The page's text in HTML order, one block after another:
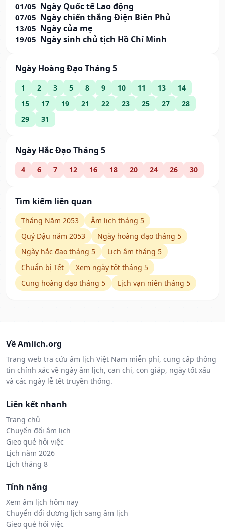
01/05 Ngày Quốc tế Lao động
07/05 Ngày chiến thắng Điện Biên Phủ
13/05 Ngày của mẹ
19/05 Ngày sinh chủ tịch Hồ Chí Minh
Ngày Hoàng Đạo Tháng 5
1 2 3 5 8 9 10 11 13
14
15
17 19 21 22 23 25 27
28
29
31
Ngày Hắc Đạo Tháng 5
4 6 7 12 16 18 20 24 26 30
Tìm kiếm liên quan
Tháng Năm 2053
Âm lịch tháng 5
Quý Dậu năm 2053
Ngày hoàng đạo tháng 5
Ngày hắc đạo tháng 5
Lịch âm tháng 5
Chuẩn bị Tết
Xem ngày tốt tháng 5
Cung hoàng đạo tháng 5
Lịch vạn niên tháng 5
Về Amlich.org
Trang web tra cứu âm lịch Việt Nam miễn phí, cung cấp thông
tin chính xác về ngày âm lịch, can chi, con giáp, ngày tốt xấu
và các ngày lễ tết truyền thống.
Liên kết nhanh
Trang chủ
Chuyển đổi âm lịch
Gieo quẻ hỏi việc
Lịch năm 2026
Lịch tháng 8
Tính năng
Xem âm lịch hôm nay
Chuyển đổi dương lịch sang âm lịch
Gieo quẻ hỏi việc